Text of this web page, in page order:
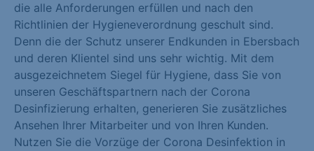
die alle Anforderungen erfüllen und nach den
Richtlinien der Hygieneverordnung geschult sind.
Denn die der Schutz unserer Endkunden in Ebersbach
und deren Klientel sind uns sehr wichtig. Mit dem
ausgezeichnetem Siegel für Hygiene, dass Sie von
unseren Geschäftspartnern nach der Corona
Desinfizierung erhalten, generieren Sie zusätzliches
Ansehen Ihrer Mitarbeiter und von Ihren Kunden.
Nutzen Sie die Vorzüge der Corona Desinfektion in